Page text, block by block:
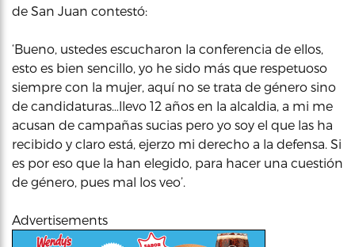
de San Juan contestó:
‘Bueno, ustedes escucharon la conferencia de ellos,
esto es bien sencillo, yo he sido más que respetuoso
siempre con la mujer, aquí no se trata de género sino
de candidaturas…llevo 12 años en la alcaldia, a mi me
acusan de campañas sucias pero yo soy el que las ha
recibido y claro está, ejerzo mi derecho a la defensa. Si
es por eso que la han elegido, para hacer una cuestión
de género, pues mal los veo’.
Advertisements